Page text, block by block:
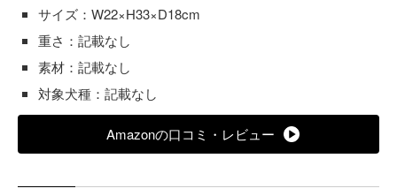
サイズ：W22×H33×D18cm
重さ：記載なし
素材：記載なし
対象犬種：記載なし
Amazonの口コミ・レビュー